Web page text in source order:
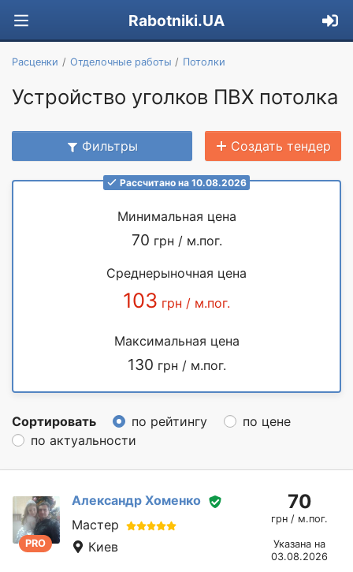
Rabotniki.UA
Расценки Отделочные работы Потолки
Устройство уголков ПВХ потолка
Фильтры Создать тендер
Рассчитано на 10.08.2026
Минимальная цена
70 грн / м.пог.
Среднерыночная цена
103 грн / м.пог.
Максимальная цена
130 грн / м.пог.
Сортировать по рейтингу
по цене
по актуальности
PRO
Александр Хоменко
Мастер
Киев
70
грн / м.пог.
Указана на
03.08.2026